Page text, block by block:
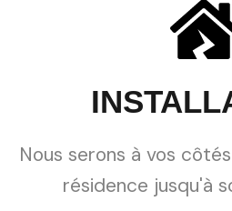
Nous serons à vos
résidence jusqu'à